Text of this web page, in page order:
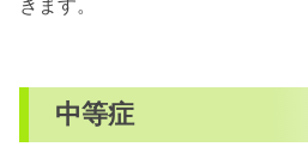
きます。
中等症